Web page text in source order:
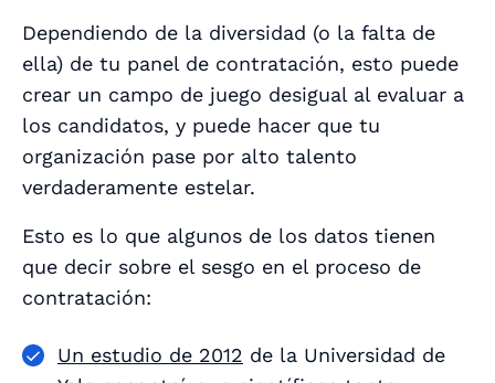
Dependiendo de la diversidad (o la falta de
ella) de tu panel de contratación, esto puede
crear un campo de juego desigual al evaluar a
los candidatos, y puede hacer que tu
organización pase por alto talento
verdaderamente estelar.
Esto es lo que algunos de los datos tienen
que decir sobre el sesgo en el proceso de
contratación:
Un estudio de 2012 de la Universidad de